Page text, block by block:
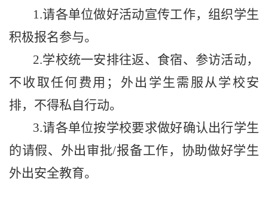
1.请各单位做好活动宣传工作，组织学生
积极报名参与。
2.学校统一安排往返、食宿、参访活动，
不收取任何费用；外出学生需服从学校安
排，不得私自行动。
3.请各单位按学校要求做好确认出行学生
的请假、外出审批/报备工作，协助做好学生
外出安全教育。